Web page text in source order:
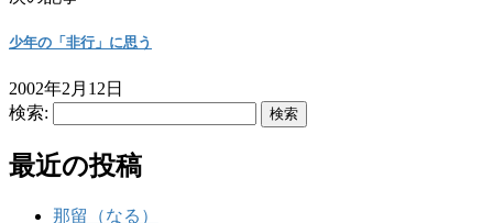
少年の「非行」に思う
2002年2月12日
検索:
最近の投稿
那留（なる）